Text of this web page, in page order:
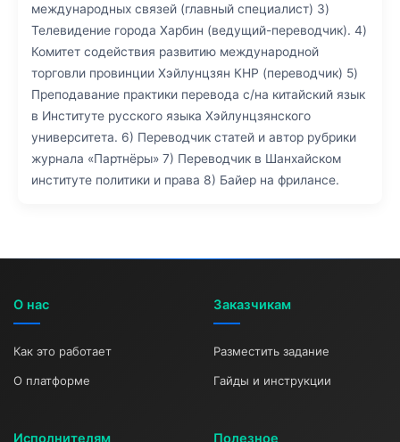
международных связей (главный специалист) 3)
Телевидение города Харбин (ведущий-переводчик). 4)
Комитет содействия развитию международной
торговли провинции Хэйлунцзян КНР (переводчик) 5)
Преподавание практики перевода с/на китайский язык
в Институте русского языка Хэйлунцзянского
университета. 6) Переводчик статей и автор рубрики
журнала «Партнёры» 7) Переводчик в Шанхайском
институте политики и права 8) Байер на фрилансе.
О нас
Как это работает
О платформе
Заказчикам
Разместить задание
Гайды и инструкции
Исполнителям Полезное